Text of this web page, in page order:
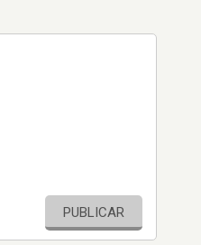
PUBLICAR